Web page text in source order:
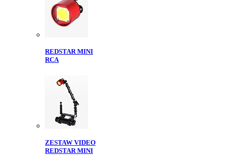
REDSTAR MINI
RCA
ZESTAW VIDEO
REDSTAR MINI